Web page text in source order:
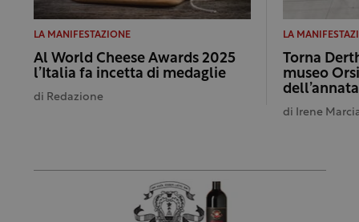
LA MANIFESTAZIONE
Al World Cheese Awards 2025
l’Italia fa incetta di medaglie
di Redazione
LA
Torna
museo
di Irene